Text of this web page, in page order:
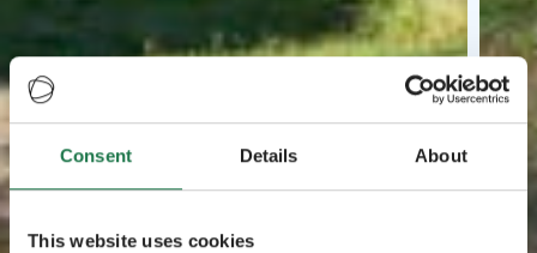
Consent Details About
This website uses cookies